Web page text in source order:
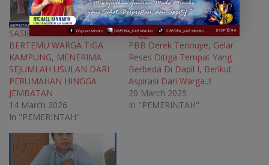
n
s
i
n
e
w
w
i
n
d
o
w
)
s
i
n
e
w
w
i
n
d
o
)
n
s
i
n
n
e
w
w
i
n
d
n
s
i
n
n
SASIEL ABUGAU RESES
BERTEMU WARGA TIGA
KAMPUNG, MENERIMA
SEJUMLAH USULAN DARI
PERUMAHAN HINGGA
JEMBATAN
14 March 2026
In "PEMERINTAH"
Anggota DPRK Mimika Dari
PBB Derek Tenouye, Gelar
Reses Ditiga Tempat Yang
Berbeda Di Dapil I, Berikut
Aspirasi Dari Warga..!!
20 March 2025
In "PEMERINTAH"